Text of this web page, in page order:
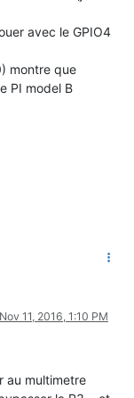
avec le GPIO4
montre que
PI model B
Nov 11, 2016, 1:10 PM
au multimetre